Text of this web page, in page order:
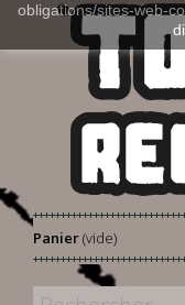
obligations/sites-web-
Panier(vide)